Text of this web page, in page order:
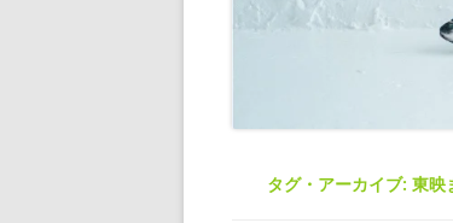
タグ・アーカイブ: 東映